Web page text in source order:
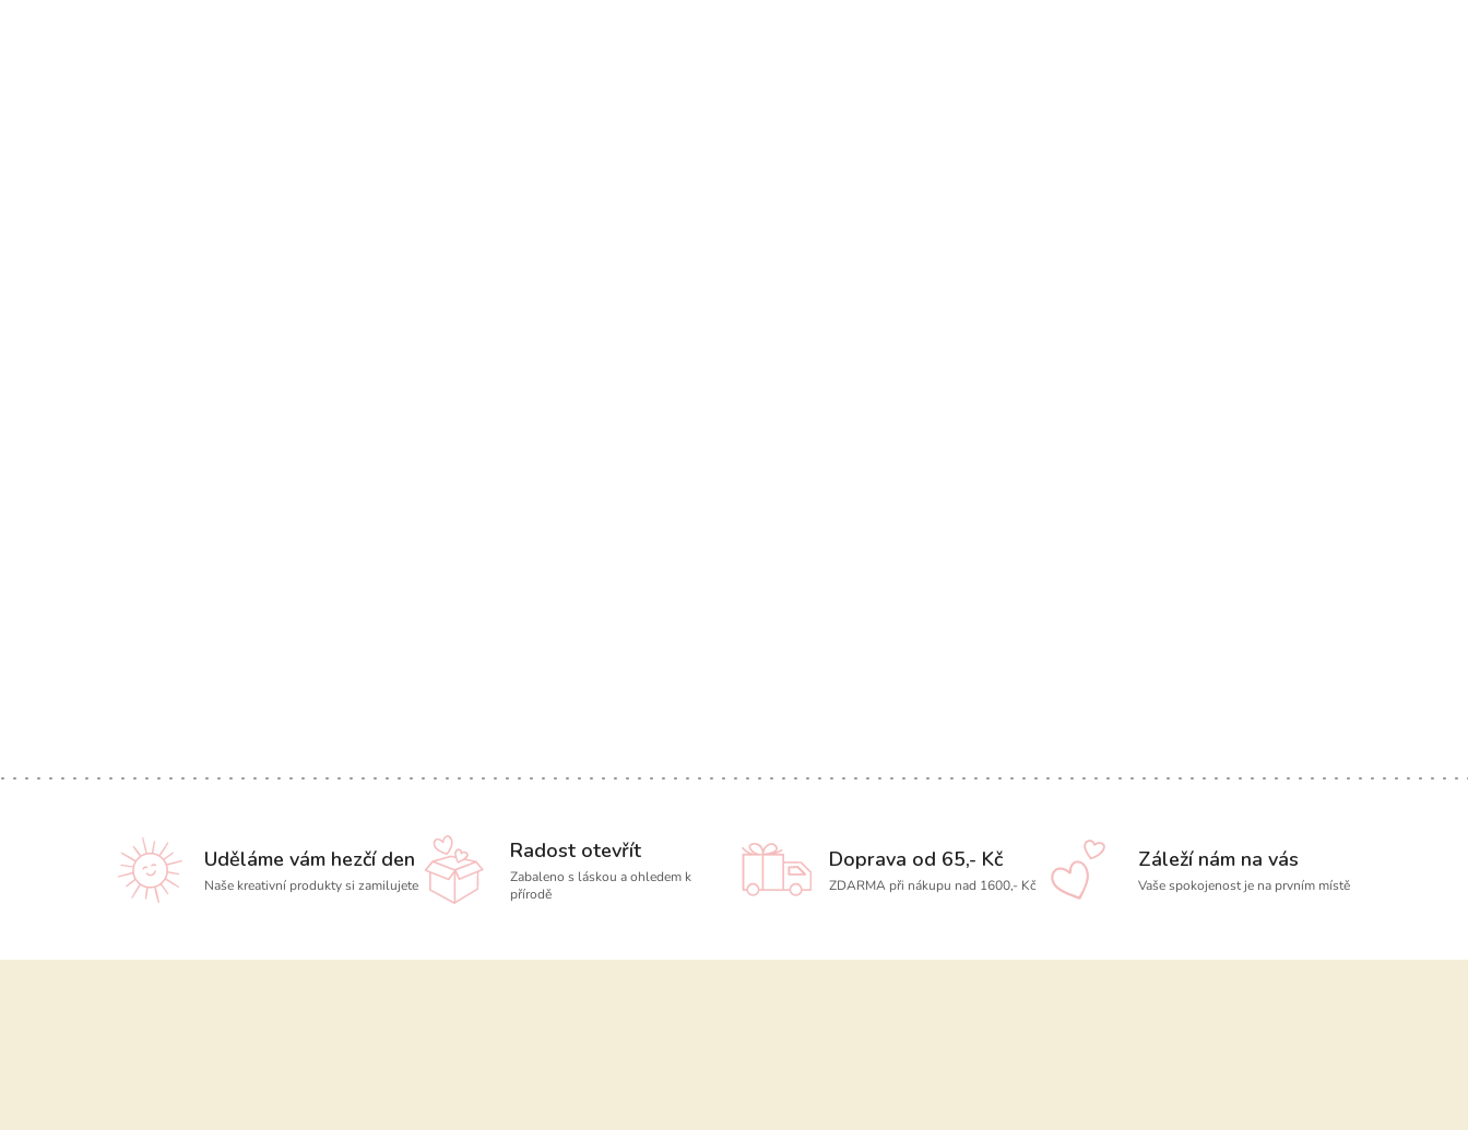
Uděláme vám hezčí den
Naše kreativní produkty si zamilujete
Radost otevřít
Zabaleno s láskou a ohledem k
přírodě
Doprava od 65,- Kč
ZDARMA při nákupu nad 1600,- Kč
Záleží nám na vás
Vaše spokojenost je na prvním místě